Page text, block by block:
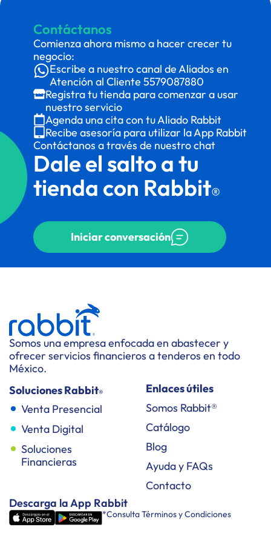
Contáctanos
Comienza ahora mismo a hacer crecer tu
negocio:
Escribe a nuestro canal de Aliados en
Atención al Cliente 5579087880
Registra tu tienda para comenzar a usar
nuestro servicio
Agenda una cita con tu Aliado Rabbit
Recibe asesoría para utilizar la App Rabbit
Contáctanos a través de nuestro chat
Dale el salto a tu
tienda con Rabbit®
Iniciar conversación
Somos una empresa enfocada en abastecer y
ofrecer servicios financieros a tenderos en todo
México.
Soluciones Rabbit®
Venta Presencial
Venta Digital
Soluciones
Financieras
Enlaces útiles
Somos Rabbit®
Catálogo
Blog
Ayuda y FAQs
Contacto
Descarga la App Rabbit
*Consulta Términos y Condiciones